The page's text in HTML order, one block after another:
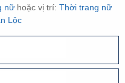
nữhoặc vị trí: Thời trang nữ
Lộc